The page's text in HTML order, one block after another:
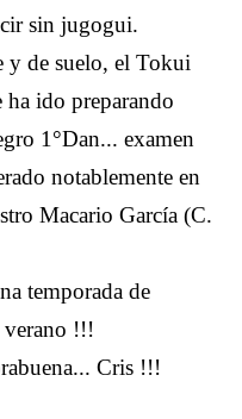
sin jugogui.
y de suelo, el Tokui
ha ido preparando
1°Dan... examen
notablemente en
Macario García (C.
temporada de
verano !!!
Cris !!!